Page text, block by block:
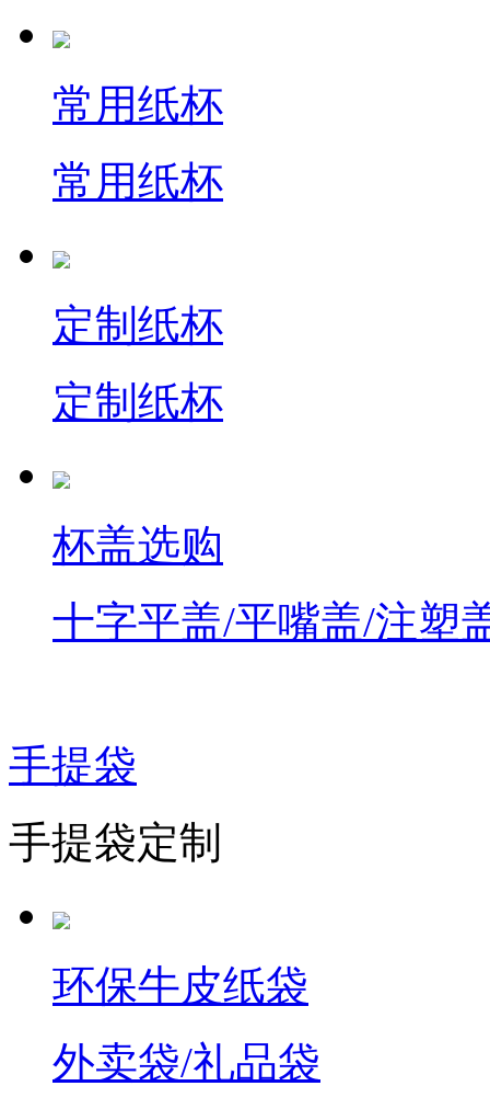
常用纸杯
常用纸杯
定制纸杯
定制纸杯
杯盖选购
十字平盖/平嘴盖/注塑
手提袋
手提袋定制
环保牛皮纸袋
外卖袋/礼品袋